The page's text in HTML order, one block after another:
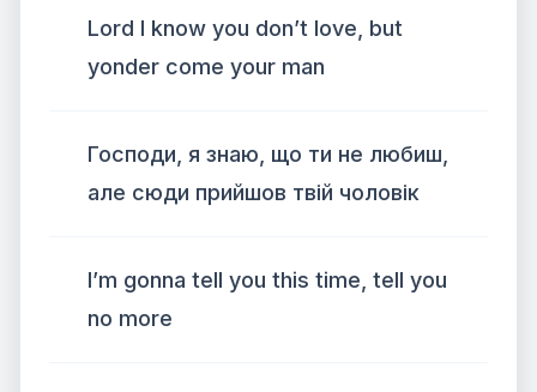
Lord I know you don’t love, but
yonder come your man
Господи, я знаю, що ти не любиш,
але сюди прийшов твій чоловік
I’m gonna tell you this time, tell you
no more